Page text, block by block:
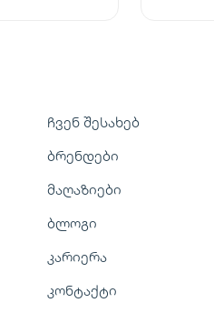
ჩვენ შესახებ
ბრენდები
მაღაზიები
ბლოგი
კარიერა
კონტაქტი